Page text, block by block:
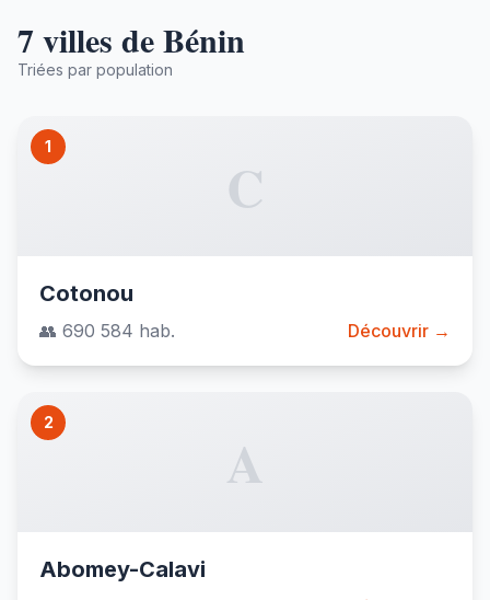
7 villes de Bénin
Triées par population
1
C
Cotonou
👥 690 584 hab. Découvrir →
2
A
Abomey-Calavi